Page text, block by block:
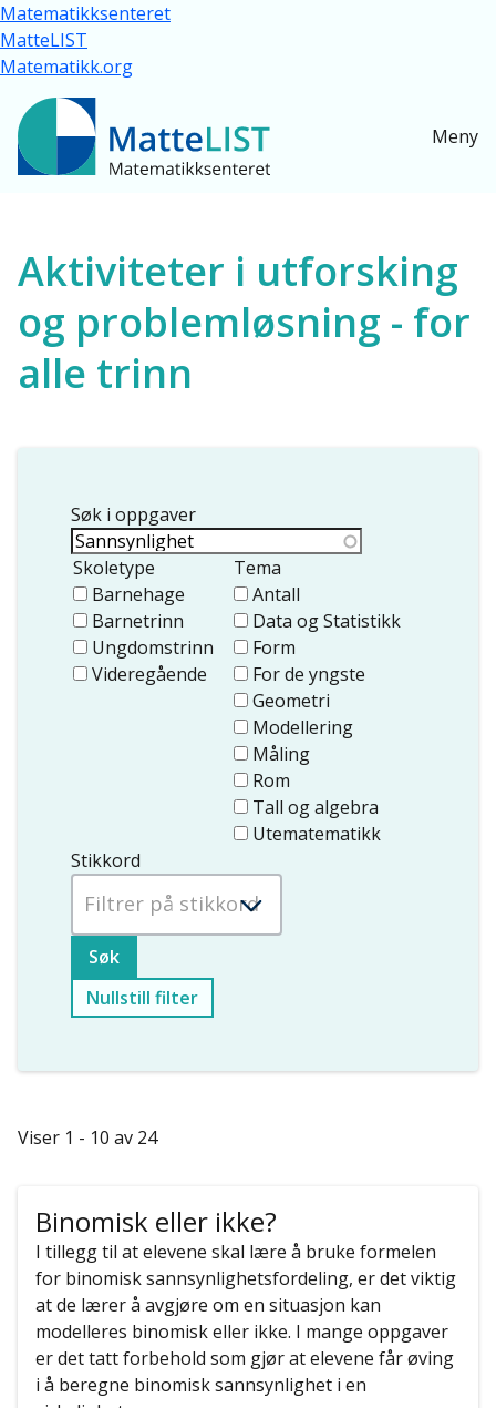
Hopp til hovedinnhold
Matematikksenteret
MatteLIST
Matematikk.org
Meny
Ressurser for alle
Aktiviteter i utforsking
og problemløsning - for
alle trinn
Søk i oppgaver
Skoletype
Barnehage
Barnetrinn
Ungdomstrinn
Videregående
Tema
Antall
Data og Statistikk
Form
For de yngste
Geometri
Modellering
Måling
Rom
Tall og algebra
Utematematikk
Stikkord
Nullstill filter
Viser 1 - 10 av 24
Binomisk eller ikke?
I tillegg til at elevene skal lære å bruke formelen
for binomisk sannsynlighetsfordeling, er det viktig
at de lærer å avgjøre om en situasjon kan
modelleres binomisk eller ikke. I mange oppgaver
er det tatt forbehold som gjør at elevene får øving
i å beregne binomisk sannsynlighet i en